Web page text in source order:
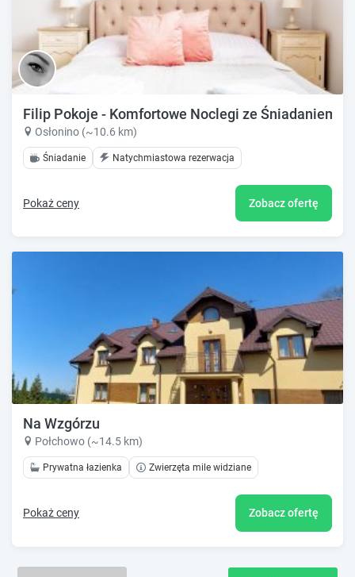
Filip Pokoje - Komfortowe Noclegi ze Śniadaniem,
Osłonino (~10.6 km)
Śniadanie Natychmiastowa rezerwacja
Pokaż ceny Zobacz ofertę
Na Wzgórzu
Połchowo (~14.5 km)
Prywatna łazienka Zwierzęta mile widziane
Pokaż ceny Zobacz ofertę